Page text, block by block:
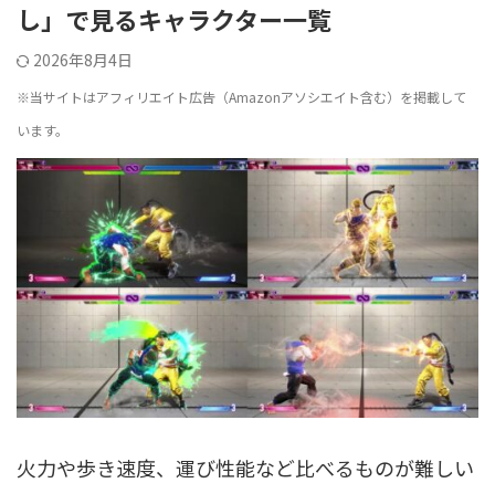
し」で見るキャラクター一覧
2026年8月4日
※当サイトはアフィリエイト広告（Amazonアソシエイト含む）を掲載して
います。
火力や歩き速度、運び性能など比べるものが難しい